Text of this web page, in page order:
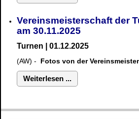
Vereinsmeisterschaft der
am 30.11.2025
Turnen | 01.12.2025
(AW) - Fotos von der
Weiterlesen ...